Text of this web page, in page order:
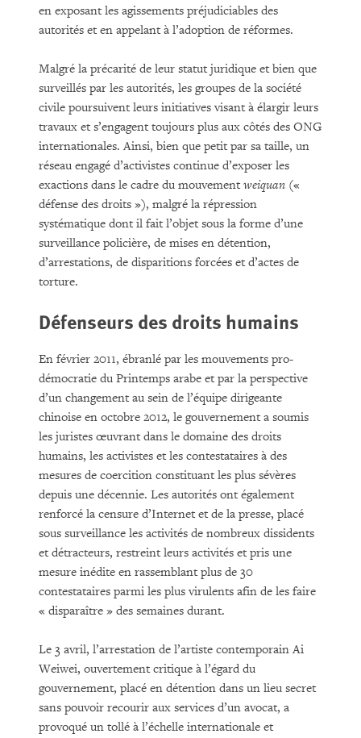
en exposant les agissements préjudiciables des
autorités et en appelant à l’adoption de réformes.
Malgré la précarité de leur statut juridique et bien que
surveillés par les autorités, les groupes de la société
civile poursuivent leurs initiatives visant à élargir leurs
travaux et s’engagent toujours plus aux côtés des ONG
internationales. Ainsi, bien que petit par sa taille, un
réseau engagé d’activistes continue d’exposer les
exactions dans le cadre du mouvement weiquan («
défense des droits »), malgré la répression
systématique dont il fait l’objet sous la forme d’une
surveillance policière, de mises en détention,
d’arrestations, de disparitions forcées et d’actes de
torture.
Défenseurs des droits humains
En février 2011, ébranlé par les mouvements pro-
démocratie du Printemps arabe et par la perspective
d’un changement au sein de l’équipe dirigeante
chinoise en octobre 2012, le gouvernement a soumis
les juristes œuvrant dans le domaine des droits
humains, les activistes et les contestataires à des
mesures de coercition constituant les plus sévères
depuis une décennie. Les autorités ont également
renforcé la censure d’Internet et de la presse, placé
sous surveillance les activités de nombreux dissidents
et détracteurs, restreint leurs activités et pris une
mesure inédite en rassemblant plus de 30
contestataires parmi les plus virulents afin de les faire
« disparaître » des semaines durant.
Le 3 avril, l’arrestation de l’artiste contemporain Ai
Weiwei, ouvertement critique à l’égard du
gouvernement, placé en détention dans un lieu secret
sans pouvoir recourir aux services d’un avocat, a
provoqué un tollé à l’échelle internationale et